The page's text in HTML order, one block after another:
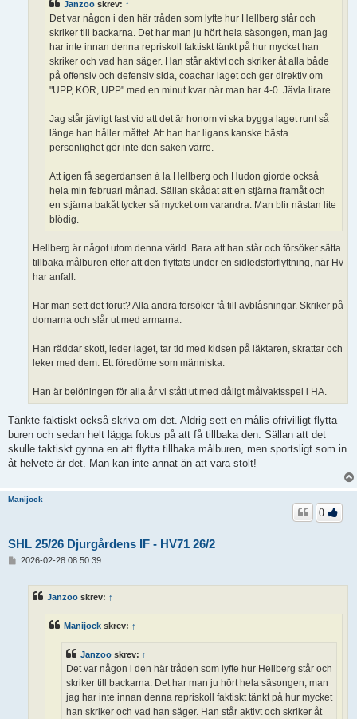
Janzoo skrev: ↑
Det var någon i den här tråden som lyfte hur Hellberg står och
skriker till backarna. Det har man ju hört hela säsongen, man jag
har inte innan denna repriskoll faktiskt tänkt på hur mycket han
skriker och vad han säger. Han står aktivt och skriker åt alla både
på offensiv och defensiv sida, coachar laget och ger direktiv om
"UPP, KÖR, UPP" med en minut kvar när man har 4-0. Jävla lirare.
Jag står jävligt fast vid att det är honom vi ska bygga laget runt så
länge han håller måttet. Att han har ligans kanske bästa
personlighet gör inte den saken värre.
Att igen få segerdansen á la Hellberg och Hudon gjorde också
hela min februari månad. Sällan skådat att en stjärna framåt och
en stjärna bakåt tycker så mycket om varandra. Man blir nästan lite
blödig.
Hellberg är något utom denna värld. Bara att han står och försöker sätta
tillbaka målburen efter att den flyttats under en sidledsförflyttning, när Hv
har anfall.
Har man sett det förut? Alla andra försöker få till avblåsningar. Skriker på
domarna och slår ut med armarna.
Han räddar skott, leder laget, tar tid med kidsen på läktaren, skrattar och
leker med dem. Ett föredöme som människa.
Han är belöningen för alla år vi stått ut med dåligt målvaktsspel i HA.
Tänkte faktiskt också skriva om det. Aldrig sett en målis ofrivilligt flytta
buren och sedan helt lägga fokus på att få tillbaka den. Sällan att det
skulle taktiskt gynna en att flytta tillbaka målburen, men sportsligt som in
åt helvete är det. Man kan inte annat än att vara stolt!
Manijock
SHL 25/26 Djurgårdens IF - HV71 26/2
0
2026-02-28 08:50:39
Janzoo skrev: ↑
Manijock skrev: ↑
Janzoo skrev: ↑
Det var någon i den här tråden som lyfte hur Hellberg står och
skriker till backarna. Det har man ju hört hela säsongen, man
jag har inte innan denna repriskoll faktiskt tänkt på hur mycket
han skriker och vad han säger. Han står aktivt och skriker åt